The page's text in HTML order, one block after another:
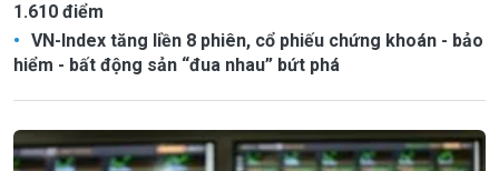
1.610 điểm
VN-Index tăng liền 8 phiên, cổ phiếu chứng khoán - bảo
hiểm - bất động sản “đua nhau” bứt phá